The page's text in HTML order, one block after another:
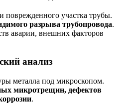
поврежденного участка трубы.
разрыва трубопровода.
аварии, внешних факторов
анализ
металла под микроскопом.
микротрещин, дефектов
.